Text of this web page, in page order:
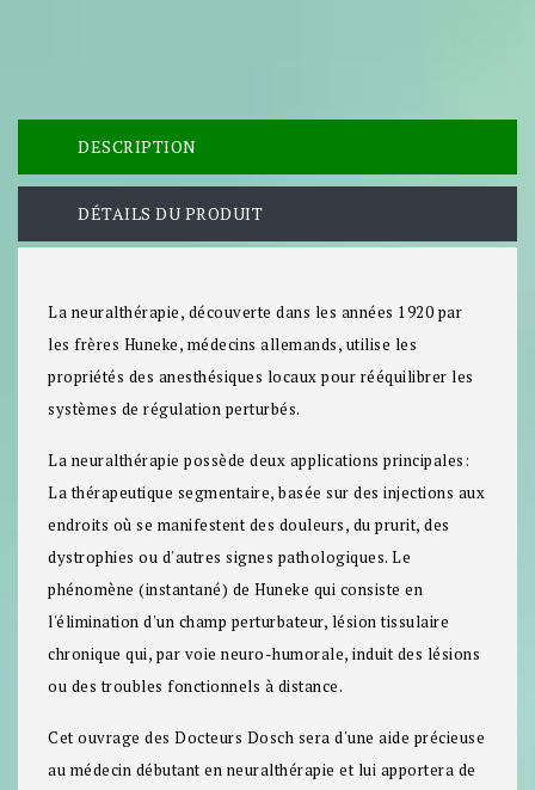
DESCRIPTION
DÉTAILS DU PRODUIT
La neuralthérapie, découverte dans les années 1920 par
les frères Huneke, médecins allemands, utilise les
propriétés des anesthésiques locaux pour rééquilibrer les
systèmes de régulation perturbés.
La neuralthérapie possède deux applications principales:
La thérapeutique segmentaire, basée sur des injections aux
endroits où se manifestent des douleurs, du prurit, des
dystrophies ou d'autres signes pathologiques. Le
phénomène (instantané) de Huneke qui consiste en
l'élimination d'un champ perturbateur, lésion tissulaire
chronique qui, par voie neuro-humorale, induit des lésions
ou des troubles fonctionnels à distance.
Cet ouvrage des Docteurs Dosch sera d'une aide précieuse
au médecin débutant en neuralthérapie et lui apportera de